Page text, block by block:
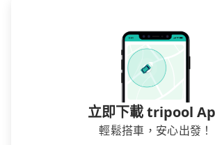
立即下載 tripool
輕鬆搭車，安心出發！